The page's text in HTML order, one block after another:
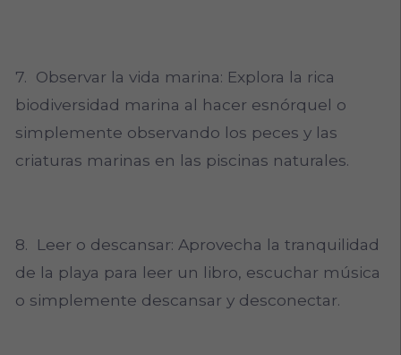
7. Observar la vida marina: Explora la rica
biodiversidad marina al hacer esnórquel o
simplemente observando los peces y las
criaturas marinas en las piscinas naturales.
8. Leer o descansar: Aprovecha la tranquilidad
de la playa para leer un libro, escuchar música
o simplemente descansar y desconectar.